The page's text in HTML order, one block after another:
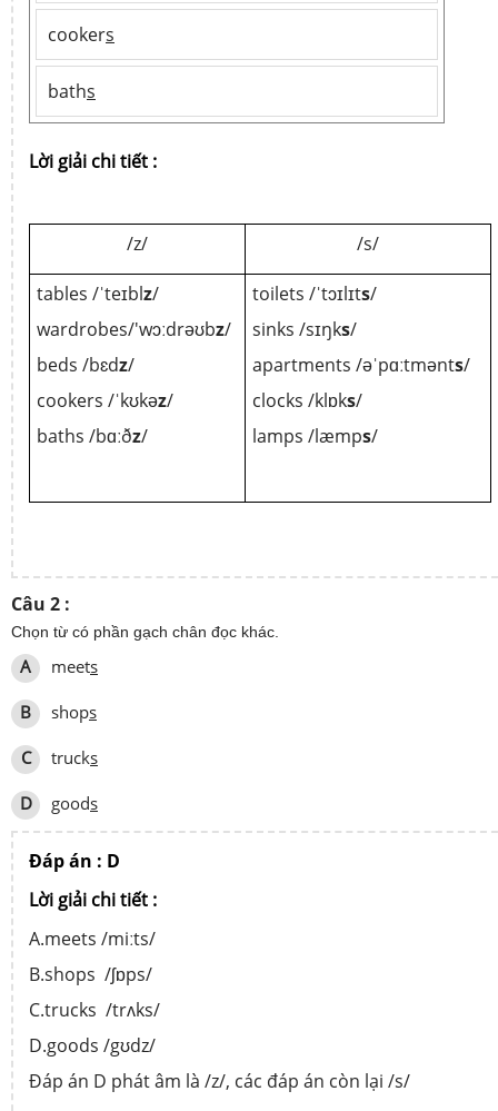
cookers
baths
Lời giải chi tiết :
/z/ /s/
tables /ˈteɪblz/
wardrobes/'wɔːdrəʊbz/
beds /bɛdz/
cookers /ˈkʊkəz/
baths /bɑːðz/
toilets /ˈtɔɪlɪts/
sinks /sɪŋks/
apartments /əˈpɑːtmənts/
clocks /klɒks/
lamps /læmps/
Câu 2 :
Chọn từ có phần gạch chân đọc khác.
A meets
B shops
C trucks
D goods
Đáp án : D
Lời giải chi tiết :
A.meets /miːts/
B.shops /ʃɒps/
C.trucks /trʌks/
D.goods /gʊdz/
Đáp án D phát âm là /z/, các đáp án còn lại /s/